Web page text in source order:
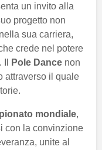
un invito alla
progetto non
sua carriera,
crede nel potere
Il
Pole Dance non
attraverso il quale
mondiale,
con la convinzione
unite al